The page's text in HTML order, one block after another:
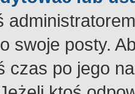
swoje posty.
czas po jego